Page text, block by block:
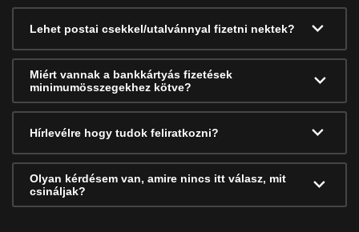
Lehet postai csekkel/utalvánnyal fizetni nektek?
Miért vannak a bankkártyás fizetések
minimumösszegekhez kötve?
Hírlevélre hogy tudok feliratkozni?
Olyan kérdésem van, amire nincs itt válasz, mit
csináljak?